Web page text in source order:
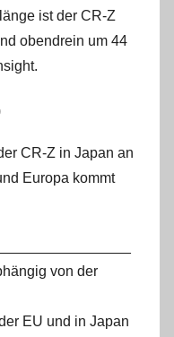
ist der CR-Z
obendrein um 44
CR-Z in Japan an
Europa kommt
von der
EU und in Japan